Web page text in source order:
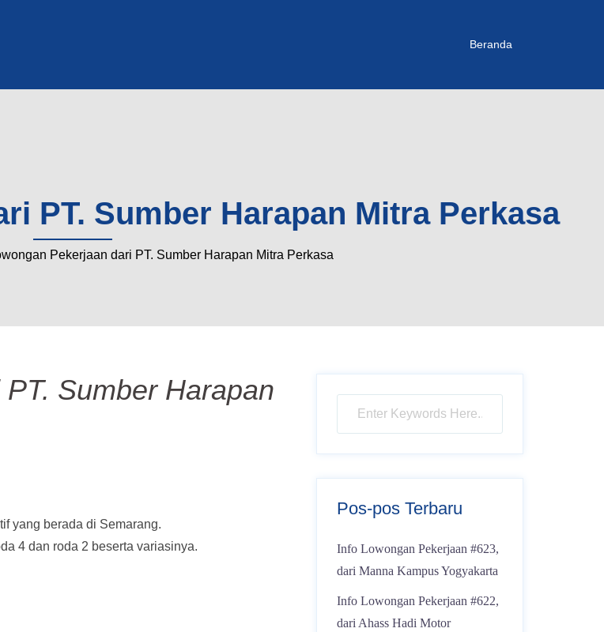
Beranda
PT. Sumber Harapan Mitra Perkasa
Pekerjaan dari PT. Sumber Harapan Mitra Perkasa
Sumber Harapan
yang berada di Semarang.
4 dan roda 2 beserta variasinya.
Pos-pos Terbaru
Info Lowongan Pekerjaan #623,
dari Manna Kampus Yogyakarta
Info Lowongan Pekerjaan #622,
dari Ahass Hadi Motor